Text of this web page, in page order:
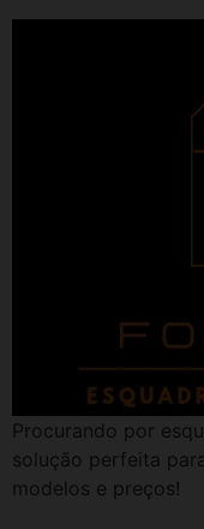
Procurando por
solução perfeita
modelos e preços!